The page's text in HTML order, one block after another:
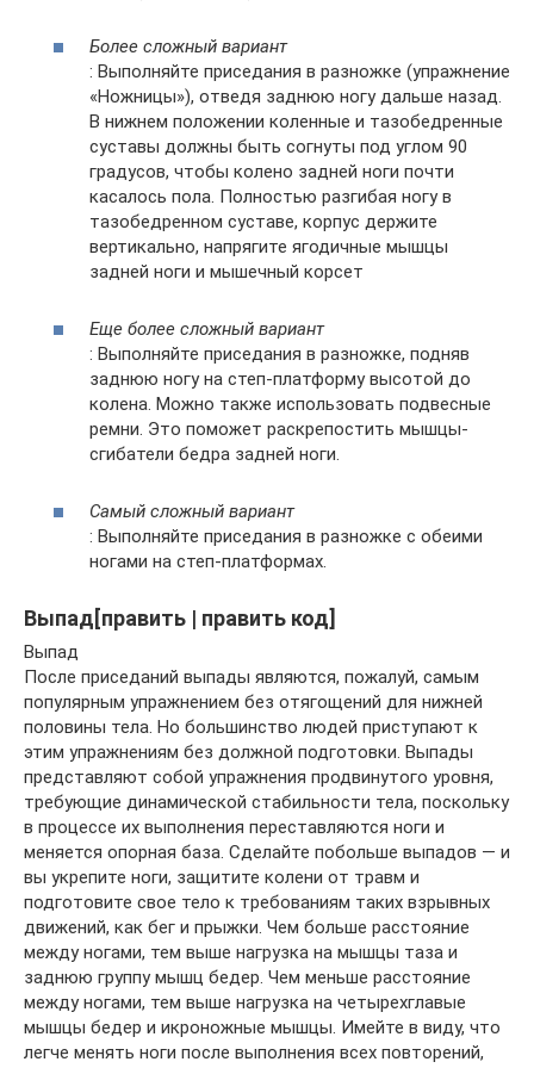
Более сложный вариант
: Выполняйте приседания в разножке (упражнение
«Ножницы»), отведя заднюю ногу дальше назад.
В нижнем положении коленные и тазобедренные
суставы должны быть согнуты под углом 90
градусов, чтобы колено задней ноги почти
касалось пола. Полностью разгибая ногу в
тазобедренном суставе, корпус держите
вертикально, напрягите ягодичные мышцы
задней ноги и мышечный корсет
Еще более сложный вариант
: Выполняйте приседания в разножке, подняв
заднюю ногу на степ-платформу высотой до
колена. Можно также использовать подвесные
ремни. Это поможет раскрепостить мышцы-
сгибатели бедра задней ноги.
Самый сложный вариант
: Выполняйте приседания в разножке с обеими
ногами на степ-платформах.
Выпад[править | править код]
Выпад
После приседаний выпады являются, пожалуй, самым
популярным упражнением без отягощений для нижней
половины тела. Но большинство людей приступают к
этим упражнениям без должной подготовки. Выпады
представляют собой упражнения продвинутого уровня,
требующие динамической стабильности тела, поскольку
в процессе их выполнения переставляются ноги и
меняется опорная база. Сделайте побольше выпадов — и
вы укрепите ноги, защитите колени от травм и
подготовите свое тело к требованиям таких взрывных
движений, как бег и прыжки. Чем больше расстояние
между ногами, тем выше нагрузка на мышцы таза и
заднюю группу мышц бедер. Чем меньше расстояние
между ногами, тем выше нагрузка на четырехглавые
мышцы бедер и икроножные мышцы. Имейте в виду, что
легче менять ноги после выполнения всех повторений,